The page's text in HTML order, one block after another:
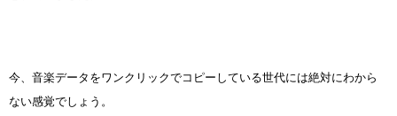
今、音楽データをワンクリックでコピーしている世代には絶対にわから
ない感覚でしょう。